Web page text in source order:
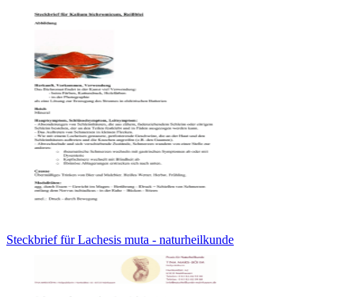
Steckbrief für Lachesis muta - naturheilkunde